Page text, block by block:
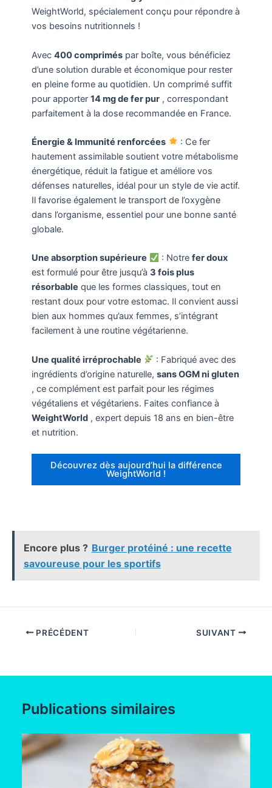
WeightWorld, spécialement conçu pour répondre à
vos besoins nutritionnels !
Avec 400 compriméspar boîte, vous bénéficiez
d’une solution durable et économique pour rester
en pleine forme au quotidien. Un comprimé suffit
pour apporter 14 mg de fer pur, correspondant
parfaitement à la dose recommandée en France.
Énergie & Immunité renforcées
: Ce fer
hautement assimilable soutient votre métabolisme
énergétique, réduit la fatigue et améliore vos
défenses naturelles, idéal pour un style de vie actif.
Il favorise également le transport de l’oxygène
dans l’organisme, essentiel pour une bonne santé
globale.
Une absorption supérieure : Notrefer doux
est formulé pour être jusqu’à 3 fois plus
résorbable que les formes classiques, tout en
restant doux pour votre estomac. Il convient aussi
bien aux hommes qu’aux femmes, s’intégrant
facilement à une routine végétarienne.
Une qualité irréprochable
: Fabriqué avec des
ingrédients d’origine naturelle, sans OGM ni gluten
, ce complément est parfait pour les régimes
végétaliens et végétariens. Faites confiance à
WeightWorld, expert depuis 18 ans en bien-être
et nutrition.
Découvrez dès aujourd’hui la différence
WeightWorld !
Encore plus ? Burger protéiné : une recette
savoureuse pour les sportifs
PRÉCÉDENT SUIVANT
Publications similaires